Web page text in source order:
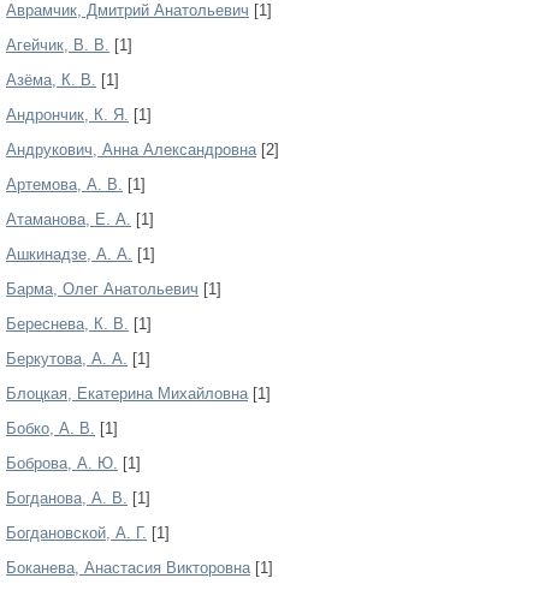
Аврамчик, Дмитрий Анатольевич [1]
Агейчик, В. В. [1]
Азёма, К. В. [1]
Андрончик, К. Я. [1]
Андрукович, Анна Александровна[2]
Артемова, А. В. [1]
Атаманова, Е. А. [1]
Ашкинадзе, А. А. [1]
Барма, Олег Анатольевич [1]
Береснева, К. В. [1]
Беркутова, А. А. [1]
Блоцкая, Екатерина Михайловна[1]
Бобко, А. В. [1]
Боброва, А. Ю. [1]
Богданова, А. В. [1]
Богдановской, А. Г. [1]
Боканева, Анастасия Викторовна[1]